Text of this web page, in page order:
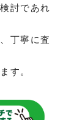
討であれ
丁寧に査
す。